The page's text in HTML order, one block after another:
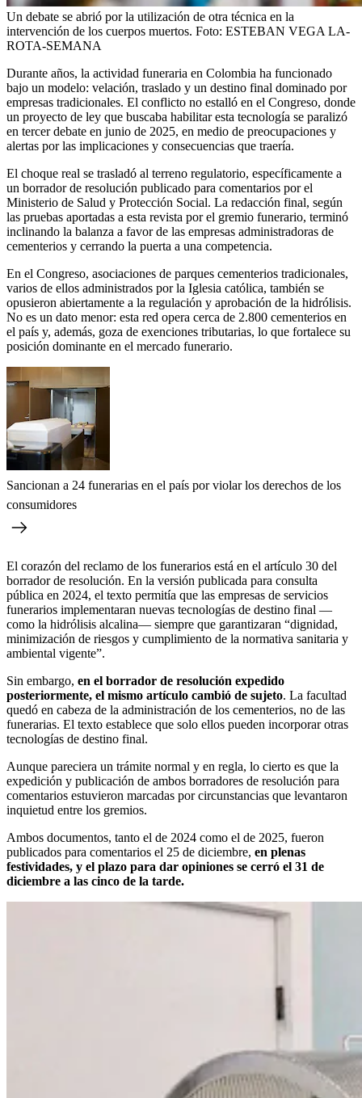
Un debate se abrió por la utilización de otra técnica en la
intervención de los cuerpos muertos. Foto: ESTEBAN VEGA LA-
ROTA-SEMANA
Durante años, la actividad funeraria en Colombia ha funcionado
bajo un modelo: velación, traslado y un destino final dominado por
empresas tradicionales. El conflicto no estalló en el Congreso, donde
un proyecto de ley que buscaba habilitar esta tecnología se paralizó
en tercer debate en junio de 2025, en medio de preocupaciones y
alertas por las implicaciones y consecuencias que traería.
El choque real se trasladó al terreno regulatorio, específicamente a
un borrador de resolución publicado para comentarios por el
Ministerio de Salud y Protección Social. La redacción final, según
las pruebas aportadas a esta revista por el gremio funerario, terminó
inclinando la balanza a favor de las empresas administradoras de
cementerios y cerrando la puerta a una competencia.
En el Congreso, asociaciones de parques cementerios tradicionales,
varios de ellos administrados por la Iglesia católica, también se
opusieron abiertamente a la regulación y aprobación de la hidrólisis.
No es un dato menor: esta red opera cerca de 2.800 cementerios en
el país y, además, goza de exenciones tributarias, lo que fortalece su
posición dominante en el mercado funerario.
Sancionan a 24 funerarias en el país por violar los derechos de los
consumidores
El corazón del reclamo de los funerarios está en el artículo 30 del
borrador de resolución. En la versión publicada para consulta
pública en 2024, el texto permitía que las empresas de servicios
funerarios implementaran nuevas tecnologías de destino final —
como la hidrólisis alcalina— siempre que garantizaran “dignidad,
minimización de riesgos y cumplimiento de la normativa sanitaria y
ambiental vigente”.
Sin embargo, en el borrador de resolución expedido
posteriormente, el mismo artículo cambió de sujeto. La facultad
quedó en cabeza de la administración de los cementerios, no de las
funerarias. El texto establece que solo ellos pueden incorporar otras
tecnologías de destino final.
Aunque pareciera un trámite normal y en regla, lo cierto es que la
expedición y publicación de ambos borradores de resolución para
comentarios estuvieron marcadas por circunstancias que levantaron
inquietud entre los gremios.
Ambos documentos, tanto el de 2024 como el de 2025, fueron
publicados para comentarios el 25 de diciembre, en plenas
festividades, y el plazo para dar opiniones se cerró el 31 de
diciembre a las cinco de la tarde.